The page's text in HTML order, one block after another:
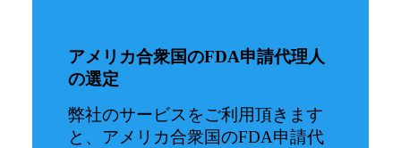
アメリカ合衆国のFDA申請代理人
の選定
弊社のサービスをご利用頂きます
と、アメリカ合衆国のFDA申請代